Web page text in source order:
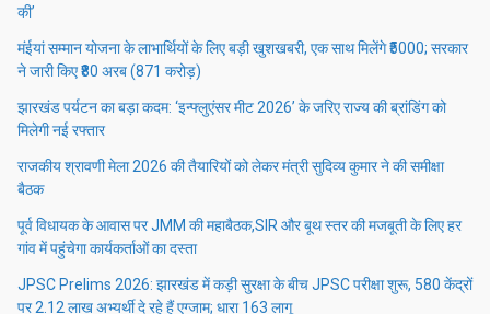
की’
मंईयां सम्मान योजना के लाभार्थियों के लिए बड़ी खुशखबरी, एक साथ मिलेंगे ₹5000; सरकार
ने जारी किए ₹80 अरब (871 करोड़)
झारखंड पर्यटन का बड़ा कदम: ‘इन्फ्लुएंसर मीट 2026’ के जरिए राज्य की ब्रांडिंग को
मिलेगी नई रफ्तार
राजकीय श्रावणी मेला 2026 की तैयारियों को लेकर मंत्री सुदिव्य कुमार ने की समीक्षा
बैठक
पूर्व विधायक के आवास पर JMM की महाबैठक,SIR और बूथ स्तर की मजबूती के लिए हर
गांव में पहुंचेगा कार्यकर्ताओं का दस्ता
JPSC Prelims 2026: झारखंड में कड़ी सुरक्षा के बीच JPSC परीक्षा शुरू, 580 केंद्रों
पर 2.12 लाख अभ्यर्थी दे रहे हैं एग्जाम; धारा 163 लागू